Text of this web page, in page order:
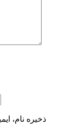
ذخیره نام،